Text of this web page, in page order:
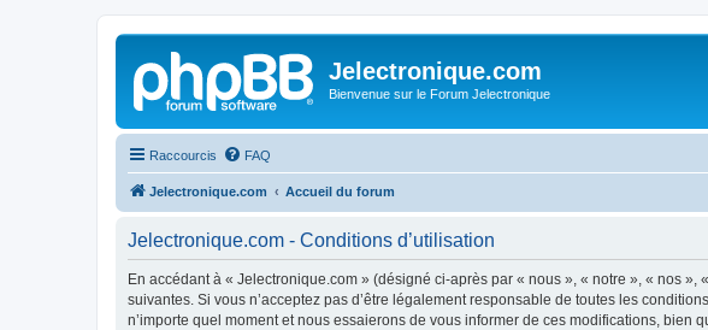
Jelectronique.com
Bienvenue sur le Forum Jelectronique
Raccourcis FAQ
Jelectronique.com Accueil du forum
Jelectronique.com - Conditions d’utilisation
En accédant à « Jelectronique.com » (désigné ci-après par « nous », « notre », « nos
suivantes. Si vous n’acceptez pas d’être légalement responsable de toutes les
n’importe quel moment et nous essaierons de vous informer de ces modifications,